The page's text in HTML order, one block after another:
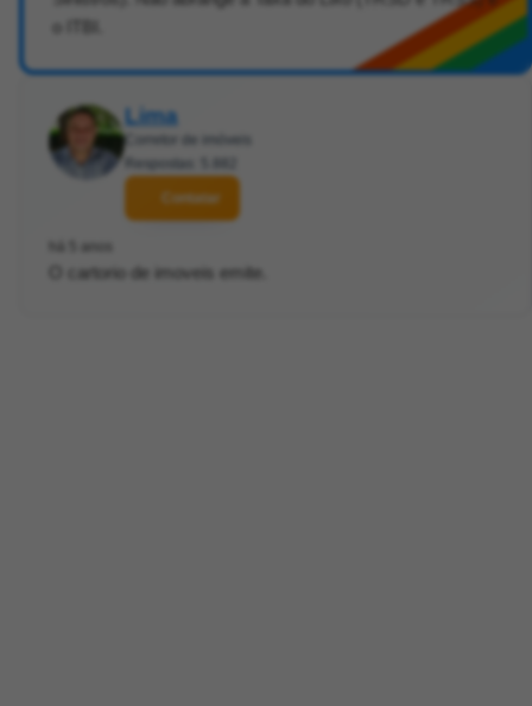
Lima
Corretor de imóveis
Respostas: 5.882
Contatar
há 5 anos
O cartorio de imoveis emite.